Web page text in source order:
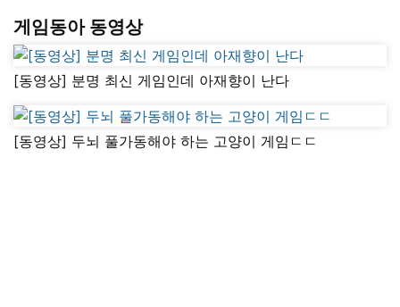
게임동아 동영상
[동영상] 분명 최신 게임인데 아재향이 난다
[동영상] 두뇌 풀가동해야 하는 고양이 게임ㄷㄷ